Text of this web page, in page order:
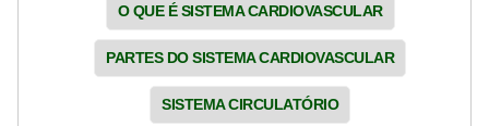
O QUE É SISTEMA CARDIOVASCULAR
PARTES DO SISTEMA CARDIOVASCULAR
SISTEMA CIRCULATÓRIO